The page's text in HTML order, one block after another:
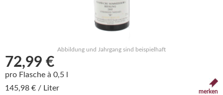
Abbildung und Jahrgang sind beispielhaft
72,99 €
pro Flasche à 0,5 l
145,98 € / Liter
merken